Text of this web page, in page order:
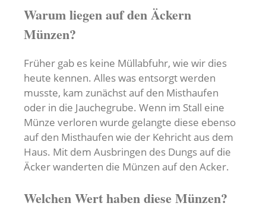
Warum liegen auf den Äckern
Münzen?
Früher gab es keine Müllabfuhr, wie wir dies
heute kennen. Alles was entsorgt werden
musste, kam zunächst auf den Misthaufen
oder in die Jauchegrube. Wenn im Stall eine
Münze verloren wurde gelangte diese ebenso
auf den Misthaufen wie der Kehricht aus dem
Haus. Mit dem Ausbringen des Dungs auf die
Äcker wanderten die Münzen auf den Acker.
Welchen Wert haben diese Münzen?